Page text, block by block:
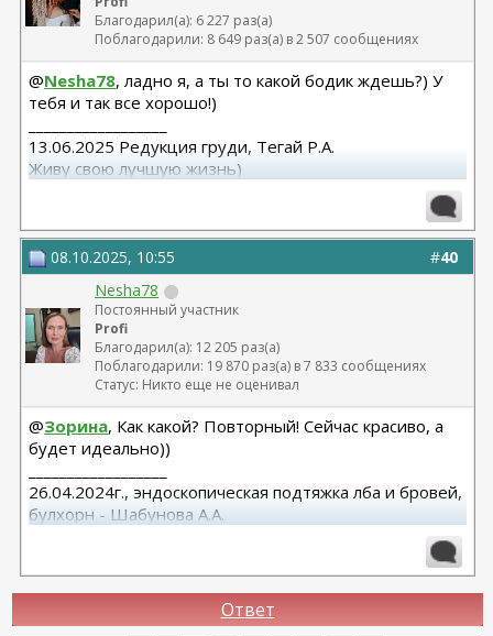
Благодарил(а): 6 227 раз(а)
Поблагодарили: 8 649 раз(а) в 2 507 сообщениях
@Nesha78, ладно я, а ты то какой бодик ждешь?) У
тебя и так все хорошо!)
13.06.2025 Редукция груди, Тегай Р.А.
Живу свою лучшую жизнь)
#40
08.10.2025, 10:55
Nesha78
Постоянный участник
Profi
Благодарил(а): 12 205 раз(а)
Поблагодарили: 19 870 раз(а) в 7 833 сообщениях
Статус: Никто еще не оценивал
@Зорина, Как какой? Повторный! Сейчас красиво, а
будет идеально))
26.04.2024г., эндоскопическая подтяжка лба и бровей,
булхорн - Шабунова А.А.
06.12.2024г., бодилифт, липофилинг ягодиц, редукция
22.09.2025г. брахио пластика+торсопластика -
06.01.2026г. феморо пластика+липо ног - Бабикова
Ответ